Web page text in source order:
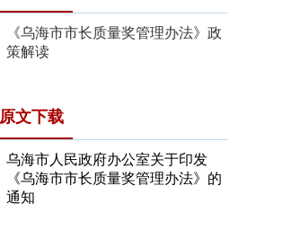
《乌海市市长质量奖管理办法》政
策解读
原文下载
乌海市人民政府办公室关于印发
《乌海市市长质量奖管理办法》的
通知